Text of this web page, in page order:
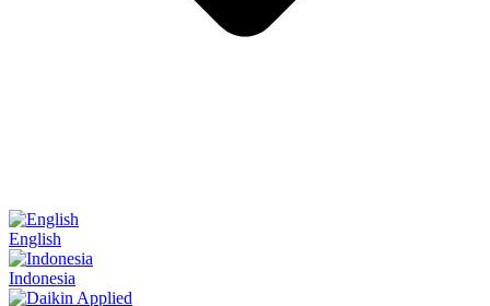
English
Indonesia